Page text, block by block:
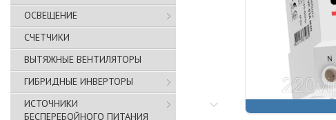
ОСВЕЩЕНИЕ
СЧЕТЧИКИ
ВЫТЯЖНЫЕ ВЕНТИЛЯТОРЫ
ГИБРИДНЫЕ ИНВЕРТОРЫ
ИСТОЧНИКИ
БЕСПЕРЕБОЙНОГО ПИТАНИЯ